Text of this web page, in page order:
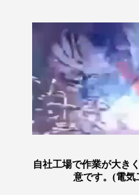
自社工場で作業が大き
意です。(電気